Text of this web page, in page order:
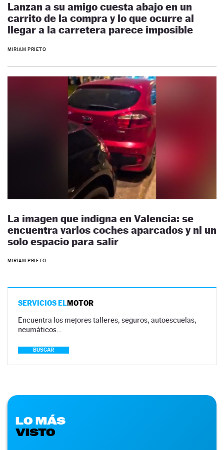
Lanzan a su amigo cuesta abajo en un
carrito de la compra y lo que ocurre al
llegar a la carretera parece imposible
MIRIAM PRIETO
La imagen que indigna en Valencia: se
encuentra varios coches aparcados y ni un
solo espacio para salir
MIRIAM PRIETO
SERVICIOS ELMOTOR
Encuentra los mejores talleres, seguros, autoescuelas,
neumáticos…
BUSCAR
LO MÁS
VISTO